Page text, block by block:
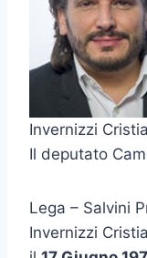
Invernizzi
Il deputato
Lega – Salvini
Invernizzi